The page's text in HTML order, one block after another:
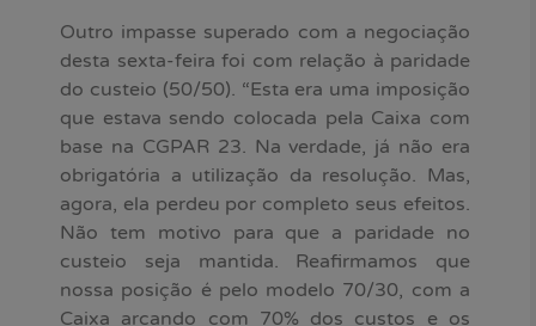
Outro impasse superado com a negociação
desta sexta-feira foi com relação à paridade
do custeio (50/50). “Esta era uma imposição
que estava sendo colocada pela Caixa com
base na CGPAR 23. Na verdade, já não era
obrigatória a utilização da resolução. Mas,
agora, ela perdeu por completo seus efeitos.
Não tem motivo para que a paridade no
custeio seja mantida. Reafirmamos que
nossa posição é pelo modelo 70/30, com a
Caixa arcando com 70% dos custos e os